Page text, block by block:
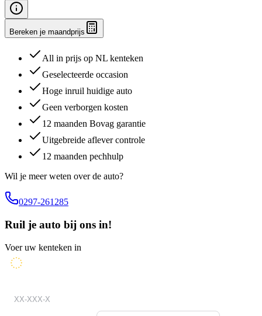
Bereken je maandprijs
All in prijs op NL kenteken
Geselecteerde occasion
Hoge inruil huidige auto
Geen verborgen kosten
12 maanden Bovag garantie
Uitgebreide aflever controle
12 maanden pechhulp
Wil je meer weten over de auto?
0297-261285
Ruil je auto bij ons in!
Voer uw kenteken in